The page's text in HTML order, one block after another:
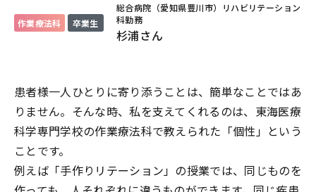
作業療法科 卒業生
総合病院（愛知県豊川市）リハビリテーション
科勤務
杉浦さん
患者様一人ひとりに寄り添うことは、簡単なことではあ
りません。そんな時、私を支えてくれるのは、東海医療
科学専門学校の作業療法科で教えられた「個性」という
ことです。
例えば「手作りリテーション」の授業では、同じものを